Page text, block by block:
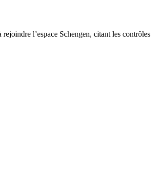
l’espace Schengen, citant les contrôles